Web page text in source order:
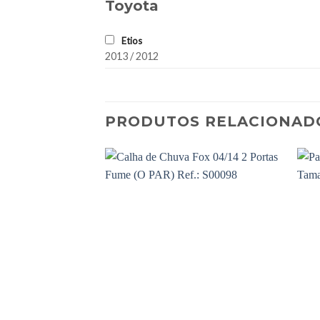
Toyota
Etios
2013 / 2012
PRODUTOS